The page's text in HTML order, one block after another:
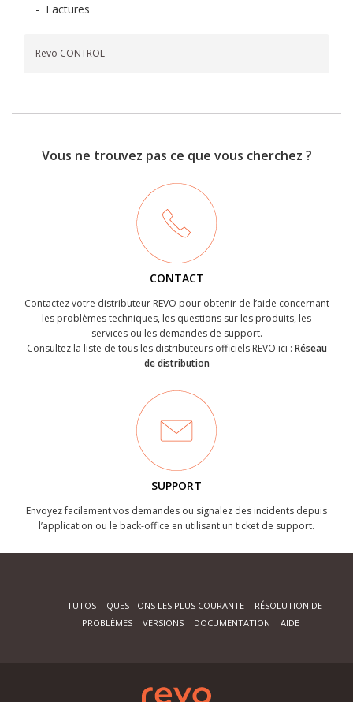
- Factures
Revo CONTROL
Vous ne trouvez pas ce que vous cherchez ?
CONTACT
Contactez votre distributeur REVO pour obtenir de l’aide concernant
les problèmes techniques, les questions sur les produits, les
services ou les demandes de support.
Consultez la liste de tous les distributeurs officiels REVO ici : Réseau
de distribution
SUPPORT
Envoyez facilement vos demandes ou signalez des incidents depuis
l’application ou le back-office en utilisant un ticket de support.
TUTOS QUESTIONS LES PLUS COURANTE
RÉSOLUTION DE
PROBLÈMES
VERSIONS DOCUMENTATION AIDE